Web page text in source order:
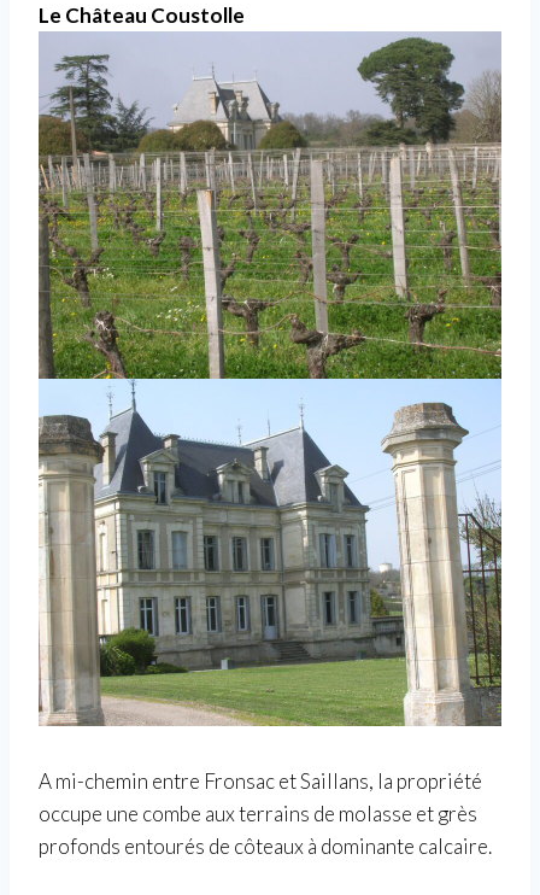
Le Château Coustolle
A mi-chemin entre Fronsac et Saillans, la propriété
occupe une combe aux terrains de molasse et grès
profonds entourés de côteaux à dominante calcaire.